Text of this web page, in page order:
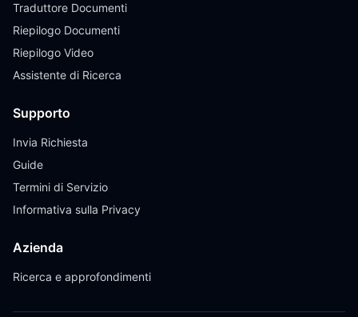
Traduttore Documenti
Riepilogo Documenti
Riepilogo Video
Assistente di Ricerca
Supporto
Invia Richiesta
Guide
Termini di Servizio
Informativa sulla Privacy
Azienda
Ricerca e approfondimenti